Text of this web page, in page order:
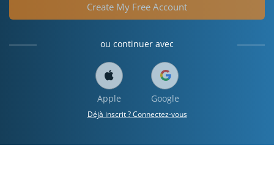
Create My Free Account
ou continuer avec
Apple Google
Déjà inscrit ? Connectez-vous